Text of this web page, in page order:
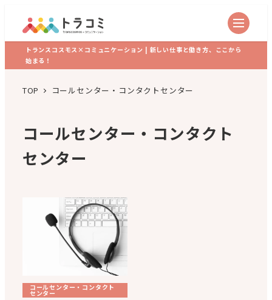
トランスコスモス×コミュニケーション | 新しい仕事と働き方、ここから
始まる！
TOP コールセンター・コンタクトセンター
コールセンター・コンタクト
センター
コールセンター・コンタクト
センター